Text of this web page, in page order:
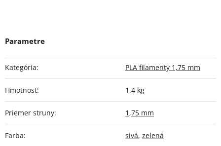
Kategória: PLA filamenty 1,75 mm
Hmotnosť: 1.4 kg
Priemer struny: 1,75 mm
Farba: sivá, zelená